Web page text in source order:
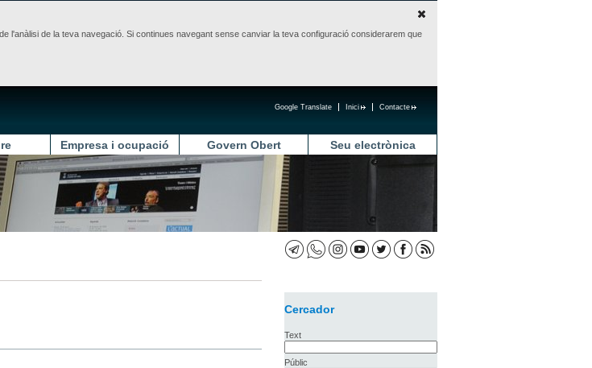
l'anàlisi de la teva navegació. Si continues navegant sense canviar la teva configuració considerarem que
Contacte
Inici
Google Translate
Empresa i ocupació Govern Obert Seu electrònica
Cercador
Text
Públic